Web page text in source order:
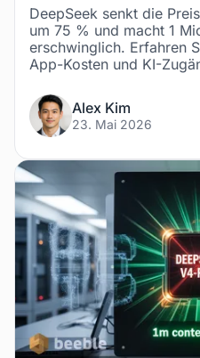
DeepSeek senkt die
um 75 % und macht 1
erschwinglich. Erfahren
App-Kosten und KI-
Alex Kim
23. Mai 2026